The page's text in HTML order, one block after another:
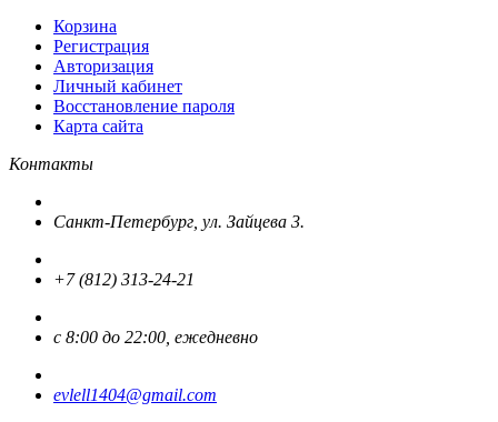
Корзина
Регистрация
Авторизация
Личный кабинет
Восстановление пароля
Карта сайта
Контакты
Санкт-Петербург, ул. Зайцева 3.
+7 (812) 313-24-21
с 8:00 до 22:00, ежедневно
evlell1404@gmail.com